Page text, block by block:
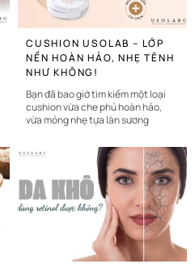
CUSHION USOLAB – LỚP
NỀN HOÀN HẢO, NHẸ TÊNH
NHƯ KHÔNG!
Bạn đã bao giờ tìm kiếm một loại
cushion vừa che phủ hoàn hảo,
vừa mỏng nhẹ tựa làn sương
CHI TIẾT